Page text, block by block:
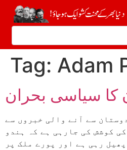
Tag: Adam
کا سیاسی بحران
سے آنے والی خبروں سے
کوشش کی جارہی ہے کہ ہندو
رہی ہے اور پورے ملک پر